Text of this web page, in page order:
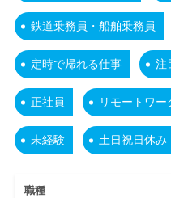
鉄道乗務員・船舶乗務員
定時で帰れる仕事 注
正社員 リモートワ
未経験 土日祝日休み
職種